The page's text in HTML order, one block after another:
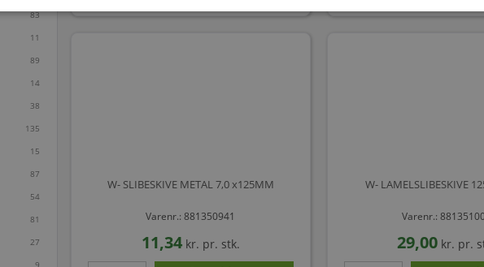
83
11
89
14
38
135
15
87
54
81
27
9
W- SLIBESKIVE METAL 7,0 x125MM
Varenr.: 881350941
11,34 kr. pr. stk.
W- LAMELSLIBESKIVE
Varenr.:
29,00 kr. pr.